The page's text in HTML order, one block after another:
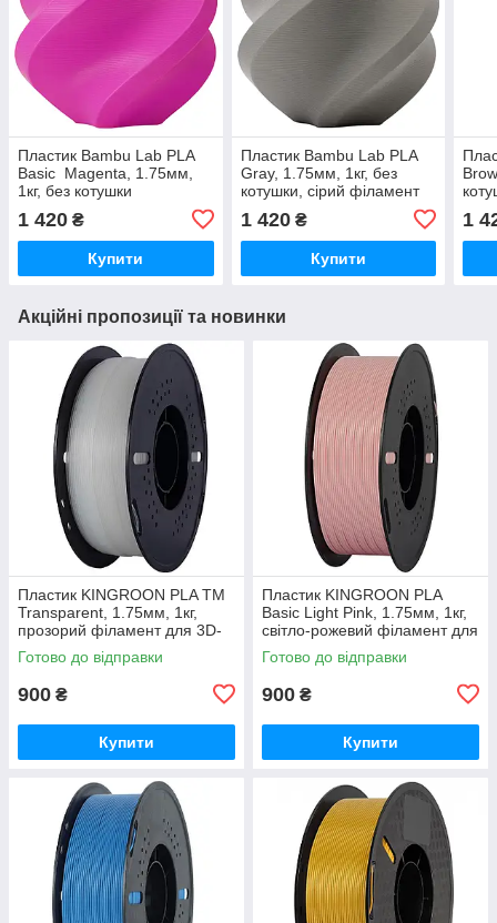
Пластик Bambu Lab PLA
Basic Magenta, 1.75мм,
1кг, без котушки
пурпурний філамент для
3D-друку
1 420 ₴
Купити
Пластик Bambu Lab PLA
Gray, 1.75мм, 1кг, без
котушки, сірий філамент
1 420₴
Купити
1
Акційні пропозиції та новинки
Пластик KINGROON PLA TM
Transparent, 1.75мм, 1кг,
прозорий філамент для 3D-
друку
Готово до відправки
900 ₴
Купити
Пластик KINGROON PLA
Basic Light Pink, 1.75мм, 1кг,
світло-рожевий філамент для
3D-друку
Готово до відправки
900 ₴
Купити